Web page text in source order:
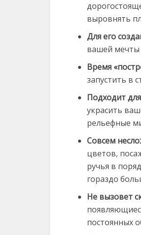
выровнять
Для его
вашей мечты
Время
запустить в
Подходит
украсить
рельефные
Совсем
цветов,
ручья в
гораздо
Не вызовет
постоянных